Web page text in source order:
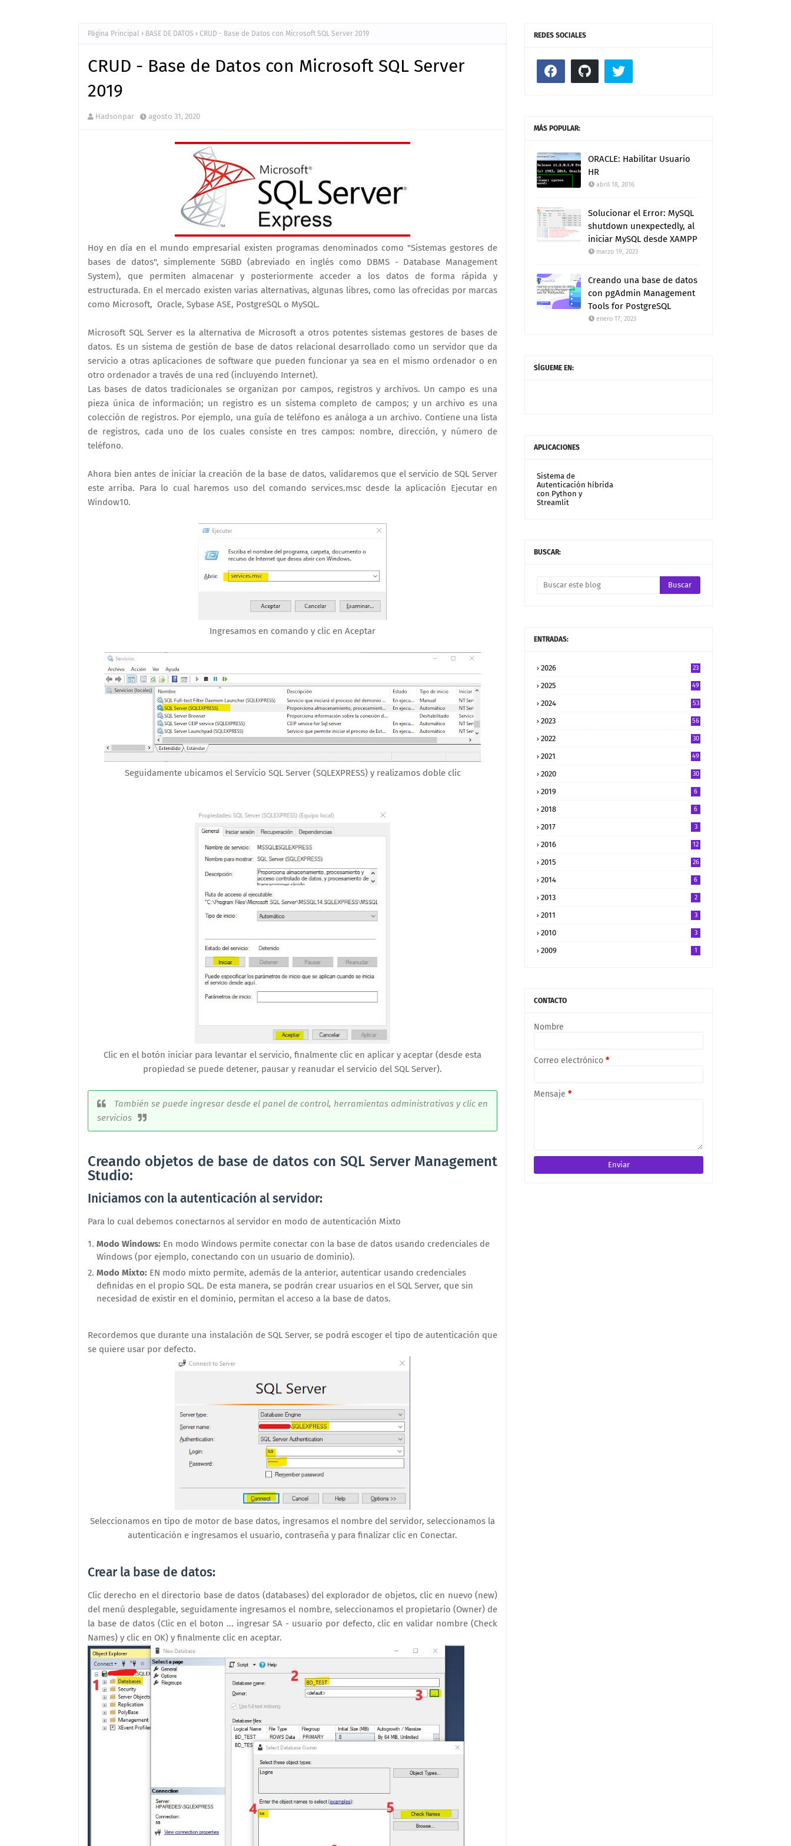
Página Principal BASE DE DATOS CRUD - Base de Datos con Microsoft SQL Server 2019
CRUD - Base de Datos con Microsoft SQL Server
2019
Hadsonpar agosto 31, 2020
Hoy en día en el mundo empresarial existen programas denominados como "Sistemas gestores de
bases de datos", simplemente SGBD (abreviado en inglés como DBMS - Database Management
System), que permiten almacenar y posteriormente acceder a los datos de forma rápida y
estructurada. En el mercado existen varias alternativas, algunas libres, como las ofrecidas por marcas
como Microsoft, Oracle, Sybase ASE, PostgreSQL o MySQL.
Microsoft SQL Server es la alternativa de Microsoft a otros potentes sistemas gestores de bases de
datos. Es un sistema de gestión de base de datos relacional desarrollado como un servidor que da
servicio a otras aplicaciones de software que pueden funcionar ya sea en el mismo ordenador o en
otro ordenador a través de una red (incluyendo Internet).
Las bases de datos tradicionales se organizan por campos, registros y archivos. Un campo es una
pieza única de información; un registro es un sistema completo de campos; y un archivo es una
colección de registros. Por ejemplo, una guía de teléfono es análoga a un archivo. Contiene una lista
de registros, cada uno de los cuales consiste en tres campos: nombre, dirección, y número de
teléfono.
Ahora bien antes de iniciar la creación de la base de datos, validaremos que el servicio de SQL Server
este arriba. Para lo cual haremos uso del comando services.msc desde la aplicación Ejecutar en
Window10.
Ingresamos en comando y clic en Aceptar
Seguidamente ubicamos el Servicio SQL Server (SQLEXPRESS) y realizamos doble clic
Clic en el botón iniciar para levantar el servicio, finalmente clic en aplicar y aceptar (desde esta
propiedad se puede detener, pausar y reanudar el servicio del SQL Server).
También se puede ingresar desde el panel de control, herramientas administrativas y clic en
servicios
Creando objetos de base de datos con SQL Server Management
Studio:
Iniciamos con la autenticación al servidor:
Para lo cual debemos conectarnos al servidor en modo de autenticación Mixto
Modo Windows: En modo Windows permite conectar con la base de datos usando credenciales de
Windows (por ejemplo, conectando con un usuario de dominio).
Modo Mixto: EN modo mixto permite, además de la anterior, autenticar usando credenciales
definidas en el propio SQL. De esta manera, se podrán crear usuarios en el SQL Server, que sin
necesidad de existir en el dominio, permitan el acceso a la base de datos.
Recordemos que durante una instalación de SQL Server, se podrá escoger el tipo de autenticación que
se quiere usar por defecto.
Seleccionamos en tipo de motor de base datos, ingresamos el nombre del servidor, seleccionamos la
autenticación e ingresamos el usuario, contraseña y para finalizar clic en Conectar.
Crear la base de datos:
Clic derecho en el directorio base de datos (databases) del explorador de objetos, clic en nuevo (new)
del menú desplegable, seguidamente ingresamos el nombre, seleccionamos el propietario (Owner) de
la base de datos (Clic en el boton ... ingresar SA - usuario por defecto, clic en validar nombre (Check
Names) y clic en OK) y finalmente clic en aceptar.
REDES SOCIALES
MÁS POPULAR:
ORACLE: Habilitar Usuario
HR
abril 18, 2016
Solucionar el Error: MySQL
shutdown unexpectedly, al
iniciar MySQL desde XAMPP
marzo 19, 2023
Creando una base de datos
con pgAdmin Management
Tools for PostgreSQL
enero 17, 2023
SÍGUEME EN:
APLICACIONES
Sistema de
Autenticación híbrida
con Python y
Streamlit
BUSCAR:
ENTRADAS:
2026 23
2025 49
2024 53
2023 56
2022 30
2021 49
2020 30
2019 6
2018 6
2017 3
2016 12
2015 26
2014 6
2013 2
2011 3
2010 3
2009 1
CONTACTO
Nombre
Correo electrónico *
Mensaje *